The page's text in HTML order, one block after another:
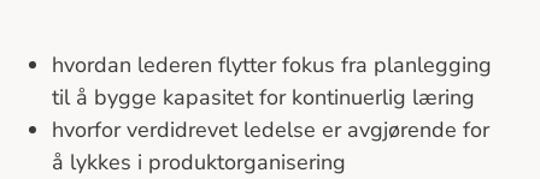
hvordan lederen flytter fokus fra planlegging
til å bygge kapasitet for kontinuerlig læring
hvorfor verdidrevet ledelse er avgjørende for
å lykkes i produktorganisering